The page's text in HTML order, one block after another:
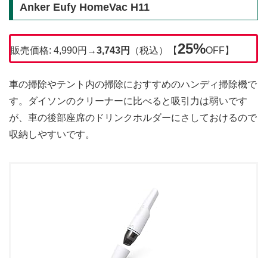
Anker Eufy HomeVac H11
販売価格: 4,990円→3,743円 （税込）【25%OFF】
車の掃除やテント内の掃除におすすめのハンディ掃除機で
す。ダイソンのクリーナーに比べると吸引力は弱いです
が、車の後部座席のドリンクホルダーにさしておけるので
収納しやすいです。